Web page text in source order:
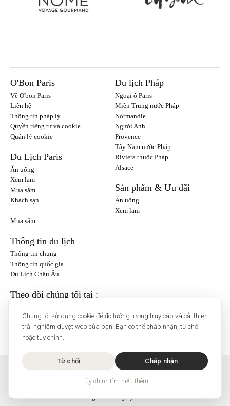
Chúng tôi sử dụng cookie để đo lường lượng truy cập và cải thiện
trải nghiệm duyệt web của bạn. Bạn có thể chấp nhận, từ chối
hoặc tùy chỉnh.
Từ chối Chấp nhận
Tùy chỉnhTìm hiểu thêm
O'Bon Paris
Về O'bon Paris
Liên hệ
Thông tin pháp lý
Quyền riêng tư và cookie
Quản lý cookie
Du Lịch Paris
Ăn uống
Xem lam
Mua sắm
Khách sạn
Du lịch Pháp
Ngoại ô Paris
Miền Trung nước Pháp
Normandie
Người Anh
Provence
Tây Nam nước Pháp
Riviera thuộc Pháp
Alsace
Sản phẩm & Ưu đãi
Ăn uống
Xem lam
Mua sắm
Thông tin du lịch
Thông tin chung
Thông tin quốc gia
Du Lịch Châu Âu
Theo dõi chúng tôi tại :
O'Bon Paris - 148 rue de Courcelles - 75017 Paris
©2026 - O'Bon Paris là thương hiệu đăng ký bởi SoCobon.